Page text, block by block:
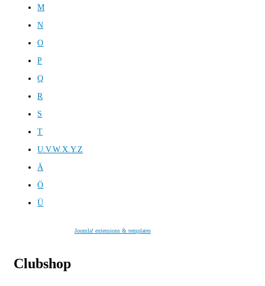
M
N
O
P
Q
R
S
T
U.V.W.X.Y.Z
Ä
Ö
Ü
Joomla! extensions & templates
Clubshop